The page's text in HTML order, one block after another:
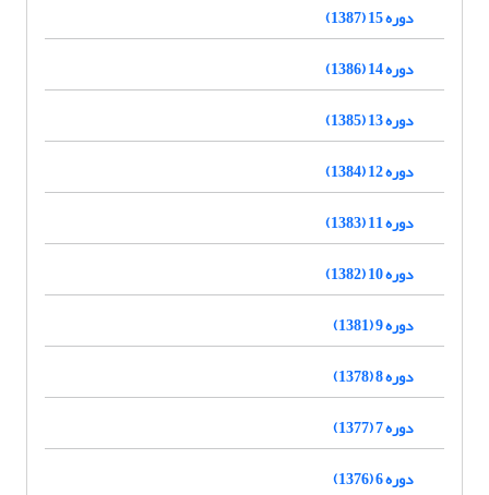
دوره 15 (1387)
دوره 14 (1386)
دوره 13 (1385)
دوره 12 (1384)
دوره 11 (1383)
دوره 10 (1382)
دوره 9 (1381)
دوره 8 (1378)
دوره 7 (1377)
دوره 6 (1376)